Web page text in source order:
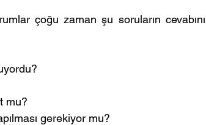
çoğu zaman şu soruların cevabını
mu?
gerekiyor mu?